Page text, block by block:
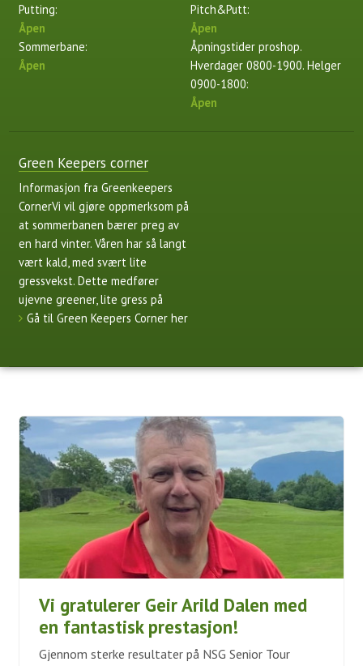
Putting:
Åpen
Pitch&Putt:
Åpen
Sommerbane:
Åpen
Åpningstider proshop.
Hverdager 0800-1900. Helger
0900-1800:
Åpen
Green Keepers corner
Informasjon fra Greenkeepers
CornerVi vil gjøre oppmerksom på
at sommerbanen bærer preg av
en hard vinter. Våren har så langt
vært kald, med svært lite
gressvekst. Dette medfører
ujevne greener, lite gress på
Gå til Green Keepers Corner her
Vi gratulerer Geir Arild Dalen med
en fantastisk prestasjon!
Gjennom sterke resultater på NSG Senior Tour